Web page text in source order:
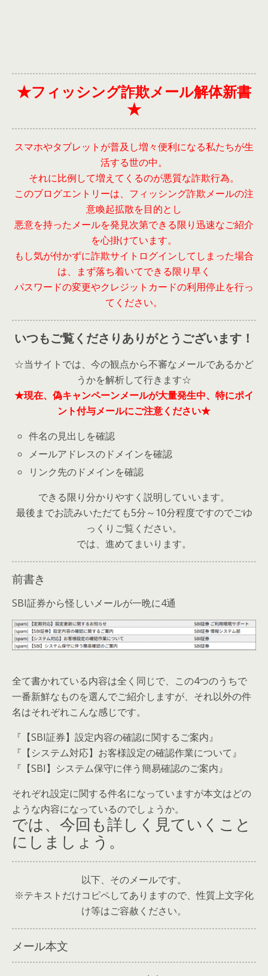
★フィッシング詐欺メール解体新書
★
スマホやタブレットが普及し増々便利になる私たちが生
活する世の中。
それに比例して増えてくるのが悪質な詐欺行為。
このブログエントリーは、フィッシング詐欺メールの注
意喚起拡散を目的とし
悪意を持ったメールを発見次第できる限り迅速なご紹介
を心掛けています。
もし気が付かずに詐欺サイトログインしてしまった場合
は、まず落ち着いてできる限り早く
パスワードの変更やクレジットカードの利用停止を行っ
てください。
いつもご覧くださりありがとうございます！
☆当サイトでは、今の観点から不審なメールであるかど
うかを解析して行きます☆
★現在、偽キャンペーンメールが大量発生中、特にポイ
ント付与メールにご注意ください★
件名の見出しを確認
メールアドレスのドメインを確認
リンク先のドメインを確認
できる限り分かりやすく説明していいます。
最後までお読みいただても5分～10分程度ですのでごゆ
っくりご覧ください。
では、進めてまいります。
前書き
SBI証券から怪しいメールが一晩に4通
全て書かれている内容は全く同じで、この4つのうちで
一番新鮮なものを選んでご紹介しますが、それ以外の件
名はそれぞれこんな感じです。
『【SBI証券】設定内容の確認に関するご案内』
『【システム対応】お客様設定の確認作業について』
『【SBI】システム保守に伴う簡易確認のご案内』
それぞれ設定に関する件名になっていますが本文はどの
ような内容になっているのでしょうか。
では、今回も詳しく見ていくこと
にしましょう。
以下、そのメールです。
※テキストだけコピペしてありますので、性質上文字化
け等はご容赦ください。
メール本文